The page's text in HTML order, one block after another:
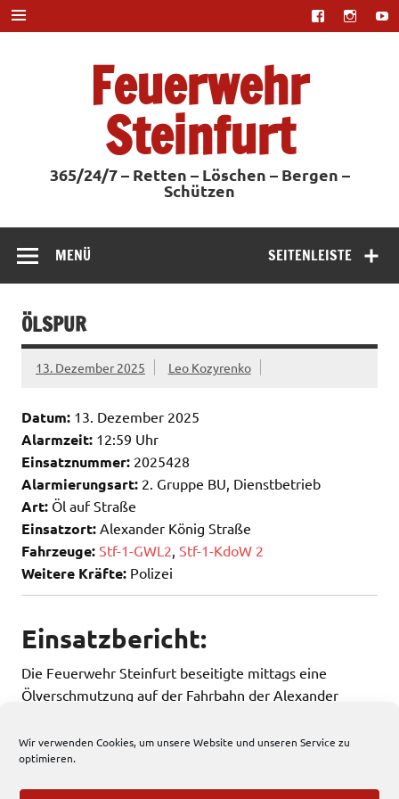
Wir verwenden Cookies, um unsere Website und unseren Service zu
optimieren.
Zum
Inhalt
springen
Feuerwehr
Steinfurt
365/24/7 – Retten – Löschen – Bergen –
Schützen
SEITENLEISTE
MENÜ
ÖLSPUR
13. Dezember 2025 Leo Kozyrenko
Datum: 13. Dezember 2025
Alarmzeit: 12:59 Uhr
Einsatznummer: 2025428
Alarmierungsart: 2. Gruppe BU, Dienstbetrieb
Art: Öl auf Straße
Einsatzort: Alexander König Straße
Fahrzeuge: Stf-1-GWL2 Stf-1-KdoW 2
Weitere Kräfte: Polizei
Einsatzbericht:
Die Feuerwehr Steinfurt beseitigte mittags eine
Ölverschmutzung auf der Fahrbahn der Alexander
125 total views